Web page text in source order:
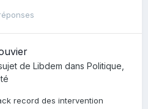
de Libdem dans Politique,
record des intervention